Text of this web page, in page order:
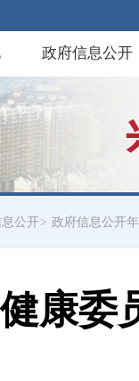
政府信息公开
公开> 政府信息公开
康委